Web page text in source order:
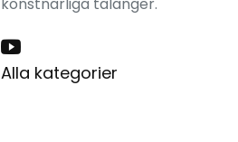
konstnärliga talanger.
Alla kategorier